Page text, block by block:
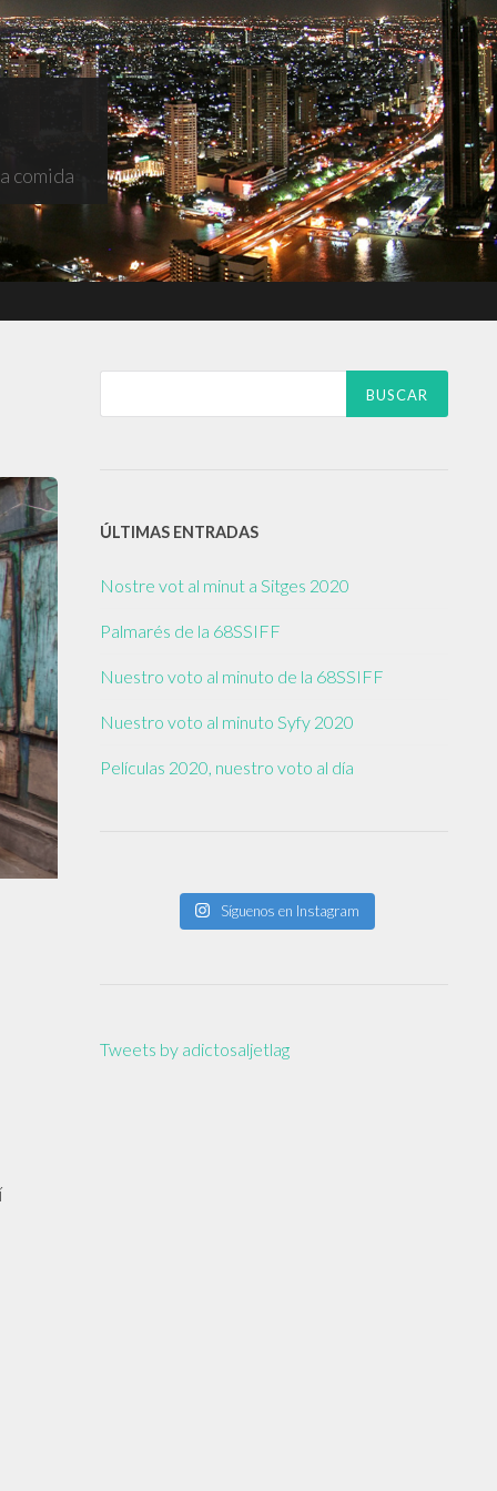
comida
ÚLTIMAS ENTRADAS
Nostre vot al minut a Sitges 2020
Palmarés de la 68SSIFF
Nuestro voto al minuto de la 68SSIFF
Nuestro voto al minuto Syfy 2020
Películas 2020, nuestro voto al día
Síguenos en Instagram
Tweets by adictosaljetlag